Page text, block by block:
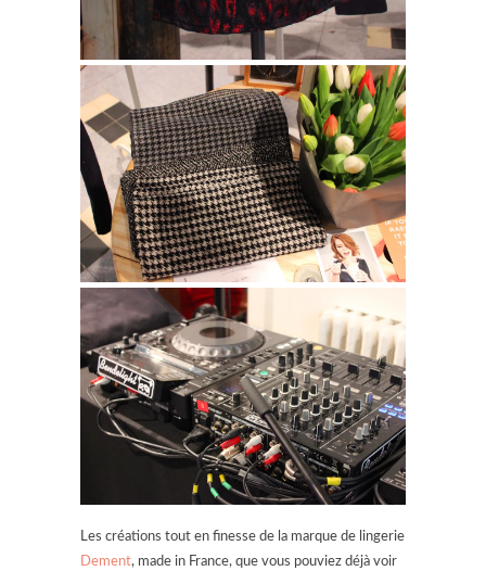
Les créations tout en finesse de la marque de lingerie
Dement, made in France, que vous pouviez déjà voir